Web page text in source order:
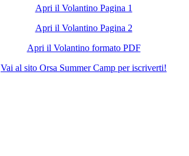
Apri il Volantino Pagina 1
Apri il Volantino Pagina 2
Apri il Volantino formato PDF
Vai al sito Orsa Summer Camp per iscriverti!